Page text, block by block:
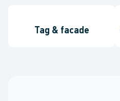
Tag & facade